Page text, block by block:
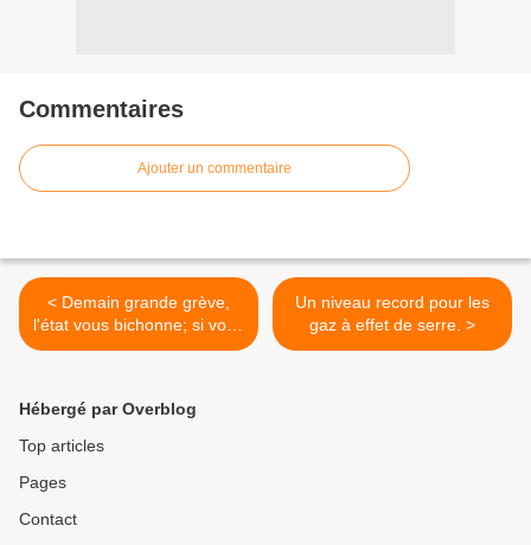
Commentaires
Ajouter un commentaire
< Demain grande grève,
l'état vous bichonne; si vous
êtes stressé, attention la
Un niveau record pour les
gaz à effet de serre. >
Hébergé par Overblog
Top articles
Pages
Contact